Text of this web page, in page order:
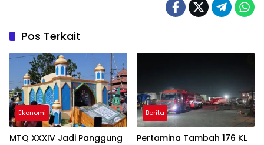
Pos Terkait
Ekonomi
MTQ XXXIV Jadi Panggung
Berita
Pertamina Tambah 176 KL